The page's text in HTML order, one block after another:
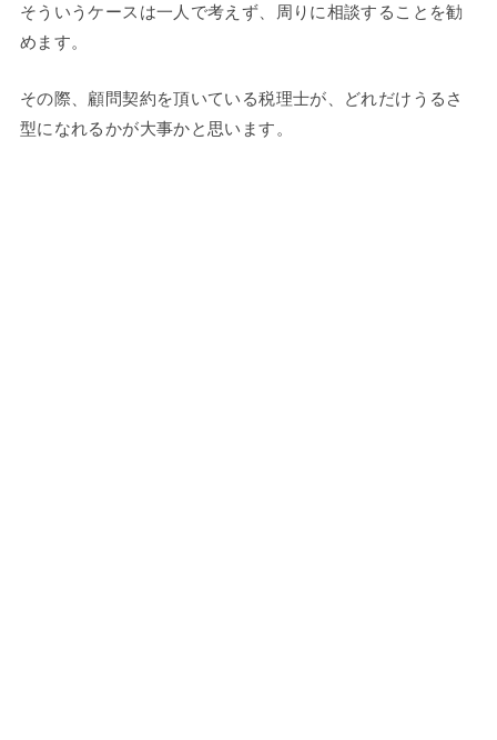
そういうケースは一人で考えず、周りに相談することを勧
めます。
その際、顧問契約を頂いている税理士が、どれだけうるさ
型になれるかが大事かと思います。